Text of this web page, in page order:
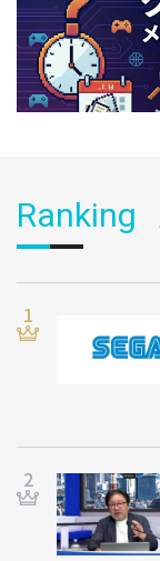
Ranking